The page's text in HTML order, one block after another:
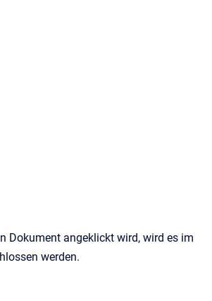
Dokument angeklickt wird, wird es im
werden.